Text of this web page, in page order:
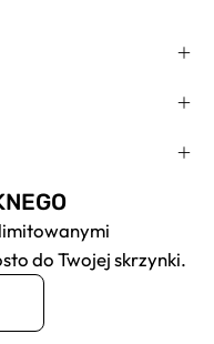
do Twojej skrzynki.